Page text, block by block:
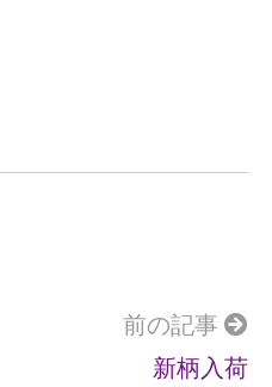
前の記事
新柄入荷